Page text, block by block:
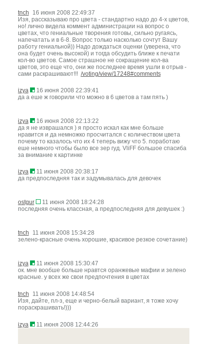
tnch
16 июня 2008 22:49:37
Изя, рассказываю про цвета - стандартно надо до 4-х цветов,
но! лично видела коммент администрации на вопрос о
цветах, что гениальные творения готовы, сильно ругаясь,
напечатать и в 6-8. Вопрос только насколько сочтут Вашу
работу гениальной)) Надо дождаться оценки (уверена, что
она будет очень высокой) и тогда обсудить ближе к печати
кол-во цветов. Самое страшное не сокращение кол-ва
цветов, это еще что, они же последнее время ушли в отрыв -
сами раскрашивают!!! /voting/view/17248#comments
izya
16 июня 2008 22:39:41
да а еше ж говорили что можно в 6 цветов а там пять )
izya
16 июня 2008 22:13:22
да я не изврашался ) я просто искал как мне больше
нравится и да немножко просчитался с количеством цвета
почему то казалось что их 4 теперь вижу что 5. поработаю
еше немного чтобы было все зер гуд. VliFF большое спасиба
за внимание к картинке
izya
11 июня 2008 20:38:17
да предпоследняя так и задумывалась для девочек
ostgur
11 июня 2008 18:24:28
последняя очень классная, а предпоследняя для девушек :)
tnch
11 июня 2008 15:34:28
зелено-красные очень хорошие, красивое резкое сочетание)
izya
11 июня 2008 15:30:47
ок. мне вообше больше нравтся оранжевые мафии и зелено
красные. у всех же свои предпочтения в цветах
tnch
11 июня 2008 14:48:54
Изя, дайте, пл-з, еще и черно-белый вариант, я тоже хочу
пораскрашивать!)))
izya 11 июня 2008 12:44:26